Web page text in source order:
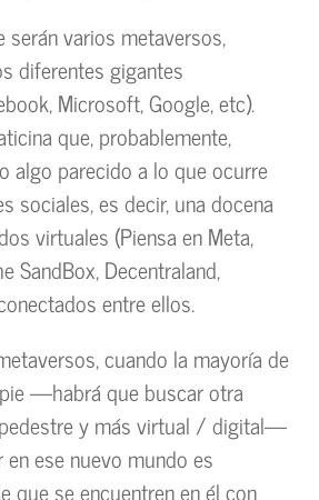
serán varios metaversos,
diferentes gigantes
Microsoft, Google, etc).
que, probablemente,
algo parecido a lo que ocurre
sociales, es decir, una docena
virtuales (Piensa en Meta,
SandBox, Decentraland,
entre ellos.
cuando la mayoría de
—habrá que buscar otra
y más virtual / digital—
ese nuevo mundo es
que se encuentren en él con